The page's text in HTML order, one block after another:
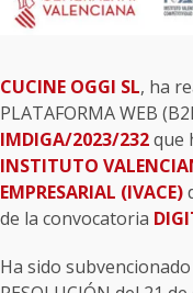
CUCINE OGGI SL, ha
PLATAFORMA WEB
IMDIGA/2023/232que
INSTITUTO
EMPRESARIAL (IVACE)
de la convocatoria
Ha sido